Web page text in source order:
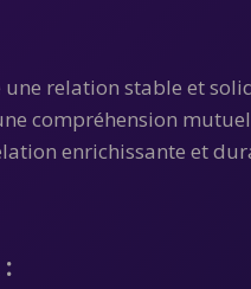
une relation stable et
compréhension
enrichissante et
: